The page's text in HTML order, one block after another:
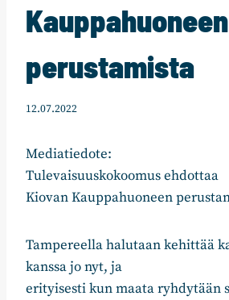
Kauppahuoneen
perustamista
12.07.2022
Mediatiedote:
Tulevaisuuskokoomus ehdottaa
Kiovan Kauppahuoneen
Tampereella halutaan kehittää
kanssa jo nyt, ja
erityisesti kun maata ryhdytään